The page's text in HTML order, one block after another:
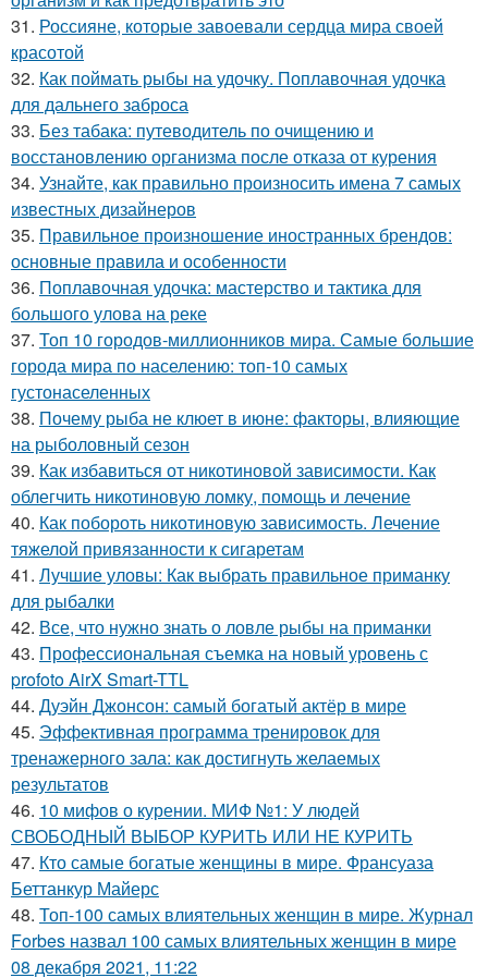
31. Россияне, которые завоевали сердца мира своей
красотой
32. Как поймать рыбы на удочку. Поплавочная удочка
для дальнего заброса
33. Без табака: путеводитель по очищению и
восстановлению организма после отказа от курения
34. Узнайте, как правильно произносить имена 7 самых
известных дизайнеров
35. Правильное произношение иностранных брендов:
основные правила и особенности
36. Поплавочная удочка: мастерство и тактика для
большого улова на реке
37. Топ 10 городов-миллионников мира. Самые большие
города мира по населению: топ-10 самых
густонаселенных
38. Почему рыба не клюет в июне: факторы, влияющие
на рыболовный сезон
39. Как избавиться от никотиновой зависимости. Как
облегчить никотиновую ломку, помощь и лечение
40. Как побороть никотиновую зависимость. Лечение
тяжелой привязанности к сигаретам
41. Лучшие уловы: Как выбрать правильное приманку
для рыбалки
42. Все, что нужно знать о ловле рыбы на приманки
43. Профессиональная съемка на новый уровень с
profoto AirX Smart-TTL
44. Дуэйн Джонсон: самый богатый актёр в мире
45. Эффективная программа тренировок для
тренажерного зала: как достигнуть желаемых
результатов
46. 10 мифов о курении. МИФ №1: У людей
СВОБОДНЫЙ ВЫБОР КУРИТЬ ИЛИ НЕ КУРИТЬ
47. Кто самые богатые женщины в мире. Франсуаза
Беттанкур Майерс
48. Топ-100 самых влиятельных женщин в мире. Журнал
Forbes назвал 100 самых влиятельных женщин в мире
08 декабря 2021, 11:22